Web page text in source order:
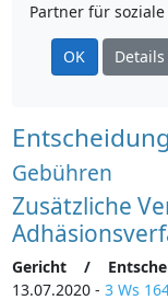
Partner für
OK
Gebühren
Zusätzliche
Gericht /
13.07.2020 - 3 Ws